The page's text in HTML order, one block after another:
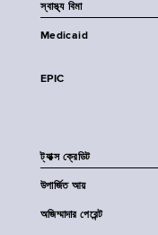
স্বাস্থ্য বিমা
Medicaid
EPIC
ট্যাক্স ক্রেডিট
উপার্জিত আয়
অজিম্মাদার পেরেন্ট